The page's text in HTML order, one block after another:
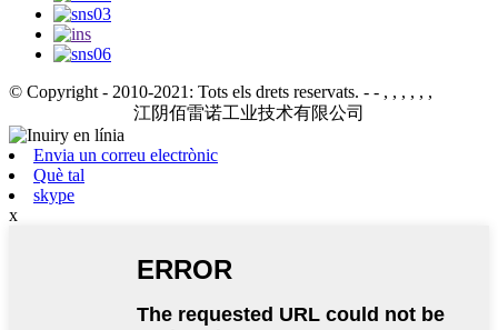
© Copyright - 2010-2021: Tots els drets reservats. - - , , , , , ,
江阴佰雷诺工业技术有限公司
Envia un correu electrònic
Què tal
skype
x